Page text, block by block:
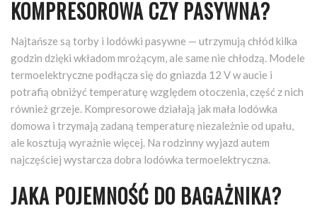
KOMPRESOROWA CZY PASYWNA?
Najtańsze są torby i lodówki pasywne — utrzymują chłód kilka
godzin dzięki wkładom mrożącym, ale same nie chłodzą. Modele
termoelektryczne podłącza się do gniazda 12 V w aucie i
potrafią obniżyć temperaturę względem otoczenia, część z nich
również grzeje. Kompresorowe działają jak mała lodówka
domowa i trzymają zadaną temperaturę niezależnie od upału,
ale kosztują wyraźnie więcej. Na rodzinny wyjazd autem
najczęściej wystarcza dobra lodówka termoelektryczna.
JAKA POJEMNOŚĆ DO BAGAŻNIKA?